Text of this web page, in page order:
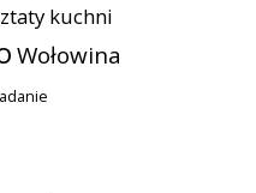
kuchni
Wołowina